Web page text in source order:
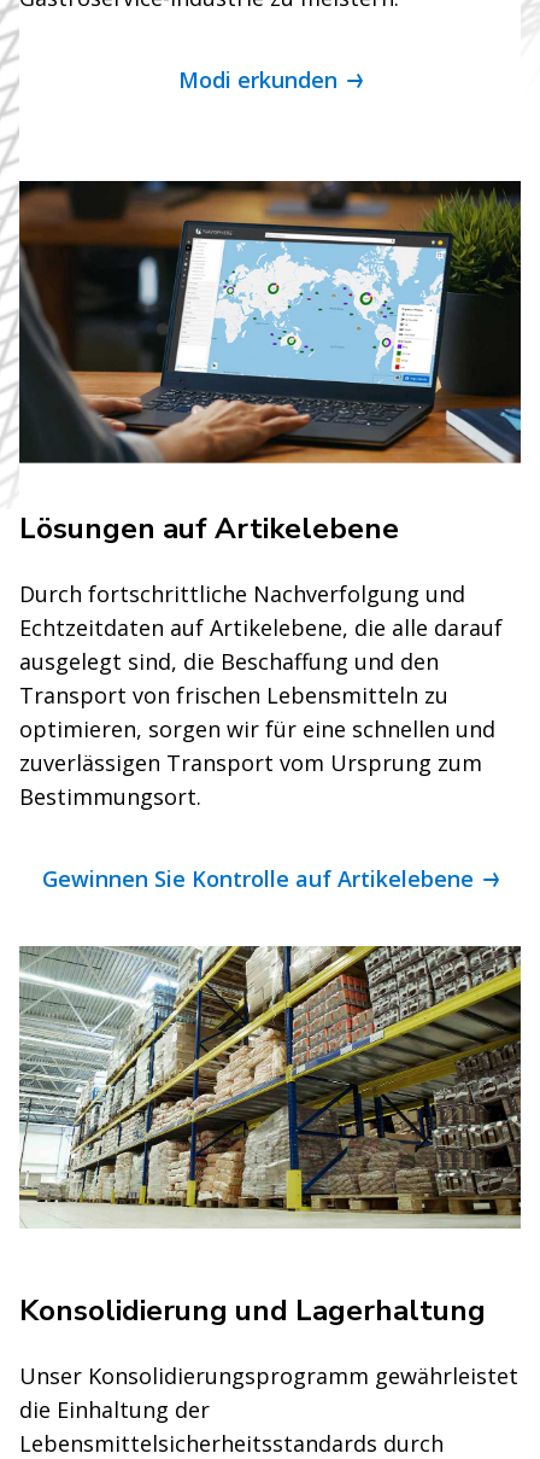
Modi erkunden
Lösungen auf Artikelebene
Durch fortschrittliche Nachverfolgung und
Echtzeitdaten auf Artikelebene, die alle darauf
ausgelegt sind, die Beschaffung und den
Transport von frischen Lebensmitteln zu
optimieren, sorgen wir für eine schnellen und
zuverlässigen Transport vom Ursprung zum
Bestimmungsort.
Gewinnen Sie Kontrolle auf Artikelebene
Konsolidierung und Lagerhaltung
Unser Konsolidierungsprogramm gewährleistet
die Einhaltung der
Lebensmittelsicherheitsstandards durch